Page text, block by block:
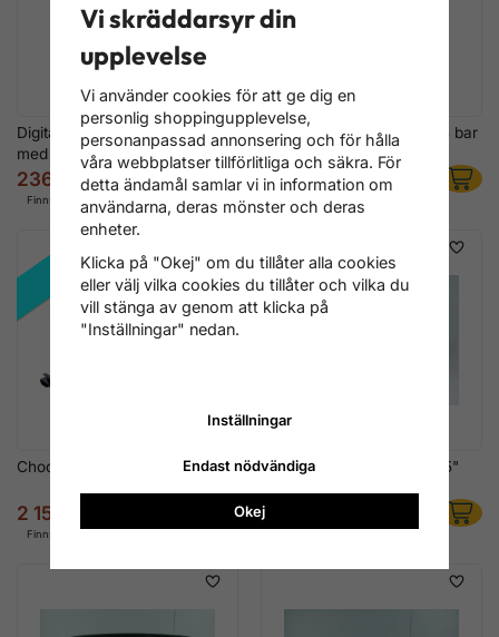
Digital däckpåfyllare 0–8 bar
med LCD-display
236 kr 316 kr
Finns i lager
Däckpåfyllningspistol 0–15 bar
med manometer
228 kr280 kr
Finns i lager
REA!
Chockluft 19L – Däckfyllhjälp
2 156 kr
Finns i lager
Förstärkt Pumpring 16–16,5"
5 596 kr
Vi skräddarsyr din
upplevelse
Vi använder cookies för att ge dig en
personlig shoppingupplevelse,
personanpassad annonsering och för hålla
våra webbplatser tillförlitliga och säkra. För
detta ändamål samlar vi in information om
användarna, deras mönster och deras
enheter.
Klicka på "Okej" om du tillåter alla cookies
eller välj vilka cookies du tillåter och vilka du
vill stänga av genom att klicka på
"Inställningar" nedan.
Inställningar
Endast nödvändiga
Okej